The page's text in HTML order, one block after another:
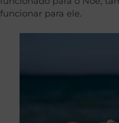
funcionar para ele.